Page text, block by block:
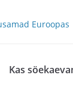
Euroopas
Kas